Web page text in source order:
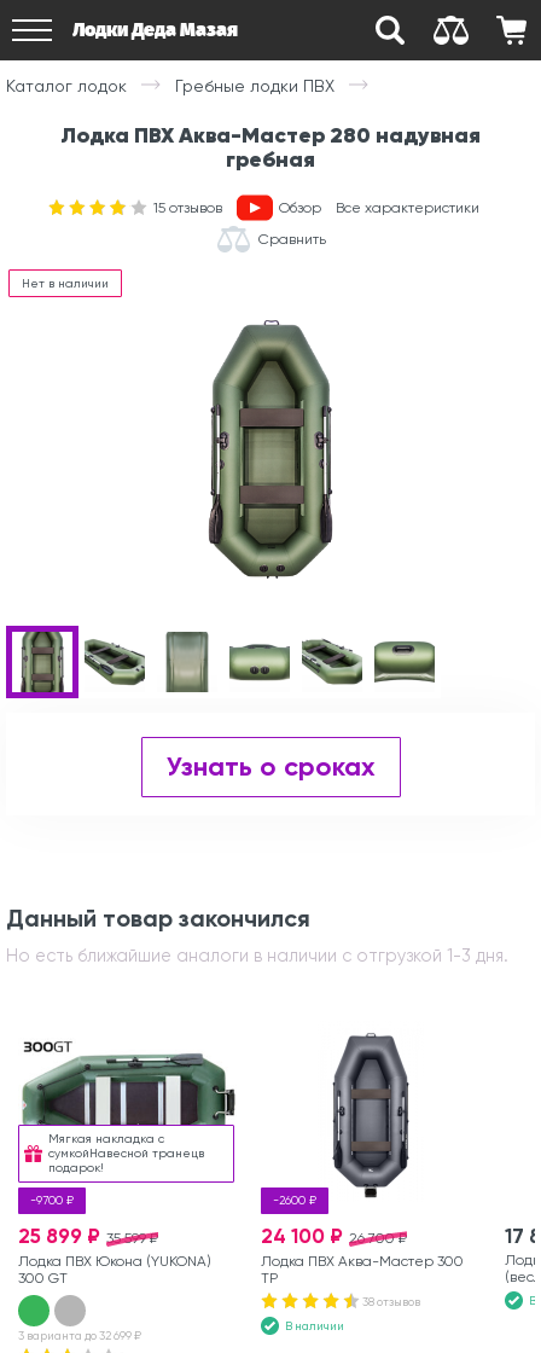
Лодки Деда Мазая
Каталог лодок Гребные лодки ПВХ
Лодка ПВХ Аква-Мастер 280 надувная
гребная
15отзывов Обзор
Все характеристики
Сравнить
Нет в наличии
Узнать о сроках
Данный товар закончился
Но есть ближайшие аналоги в наличии с отгрузкой 1-3 дня.
Мягкая накладка с
сумкойНавесной транецв
подарок!
-9700 ₽
35 599 ₽
25 899 ₽
Лодка ПВХ Юкона (YUKONA)
300 GT
3 варианта до 32 699 ₽
-2600 ₽
26 700 ₽
24 100 ₽
Лодка ПВХ Аква-Мастер 300
ТР
38 отзывов
В наличии
17
В